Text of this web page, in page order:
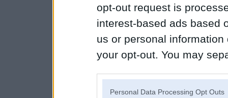
opt-out request is
interest-based ads based
us or personal
your opt-out. You may
Personal Data Processing Opt Outs